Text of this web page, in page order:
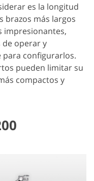
es la longitud
brazos más largos
impresionantes,
de operar y
configurarlos.
pueden limitar su
compactos y